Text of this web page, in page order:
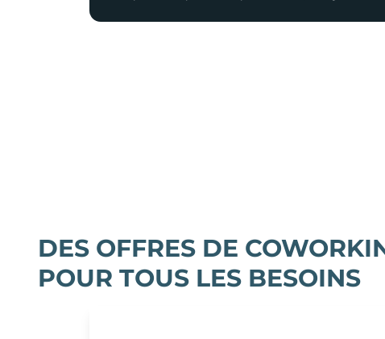
DES OFFRES DE
POUR TOUS LES BESOINS